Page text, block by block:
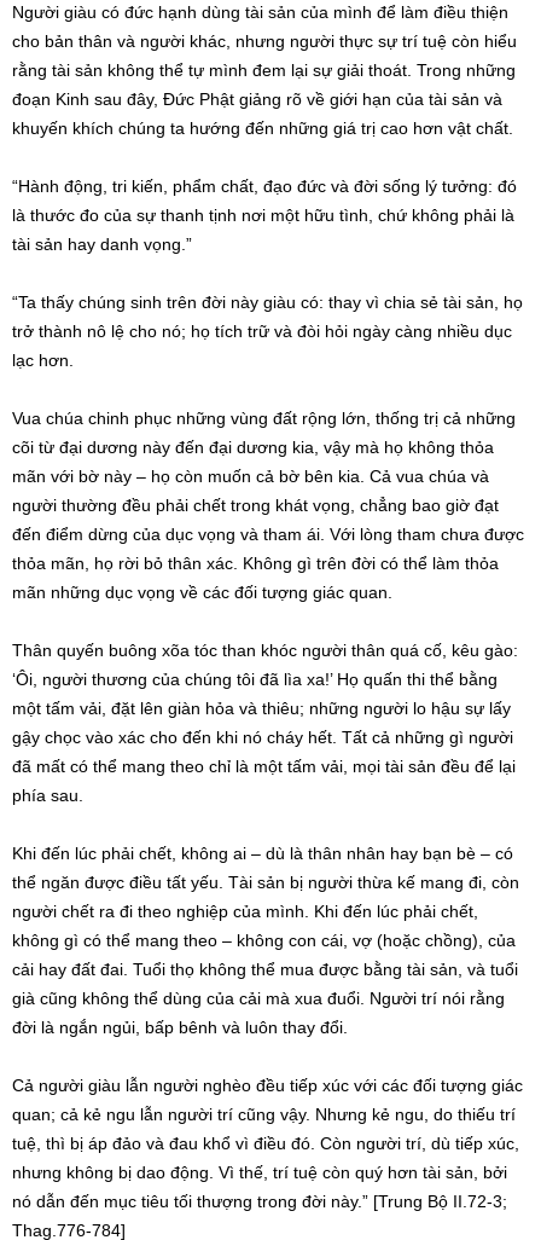
Người giàu có đức hạnh dùng tài sản của mình để làm điều thiện
cho bản thân và người khác, nhưng người thực sự trí tuệ còn hiểu
rằng tài sản không thể tự mình đem lại sự giải thoát. Trong những
đoạn Kinh sau đây, Đức Phật giảng rõ về giới hạn của tài sản và
khuyến khích chúng ta hướng đến những giá trị cao hơn vật chất.
“Hành động, tri kiến, phẩm chất, đạo đức và đời sống lý tưởng: đó
là thước đo của sự thanh tịnh nơi một hữu tình, chứ không phải là
tài sản hay danh vọng.”
“Ta thấy chúng sinh trên đời này giàu có: thay vì chia sẻ tài sản, họ
trở thành nô lệ cho nó; họ tích trữ và đòi hỏi ngày càng nhiều dục
lạc hơn.
Vua chúa chinh phục những vùng đất rộng lớn, thống trị cả những
cõi từ đại dương này đến đại dương kia, vậy mà họ không thỏa
mãn với bờ này – họ còn muốn cả bờ bên kia. Cả vua chúa và
người thường đều phải chết trong khát vọng, chẳng bao giờ đạt
đến điểm dừng của dục vọng và tham ái. Với lòng tham chưa được
thỏa mãn, họ rời bỏ thân xác. Không gì trên đời có thể làm thỏa
mãn những dục vọng về các đối tượng giác quan.
Thân quyến buông xõa tóc than khóc người thân quá cố, kêu gào:
‘Ôi, người thương của chúng tôi đã lìa xa!’ Họ quấn thi thể bằng
một tấm vải, đặt lên giàn hỏa và thiêu; những người lo hậu sự lấy
gậy chọc vào xác cho đến khi nó cháy hết. Tất cả những gì người
đã mất có thể mang theo chỉ là một tấm vải, mọi tài sản đều để lại
phía sau.
Khi đến lúc phải chết, không ai – dù là thân nhân hay bạn bè – có
thể ngăn được điều tất yếu. Tài sản bị người thừa kế mang đi, còn
người chết ra đi theo nghiệp của mình. Khi đến lúc phải chết,
không gì có thể mang theo – không con cái, vợ (hoặc chồng), của
cải hay đất đai. Tuổi thọ không thể mua được bằng tài sản, và tuổi
già cũng không thể dùng của cải mà xua đuổi. Người trí nói rằng
đời là ngắn ngủi, bấp bênh và luôn thay đổi.
Cả người giàu lẫn người nghèo đều tiếp xúc với các đối tượng giác
quan; cả kẻ ngu lẫn người trí cũng vậy. Nhưng kẻ ngu, do thiếu trí
tuệ, thì bị áp đảo và đau khổ vì điều đó. Còn người trí, dù tiếp xúc,
nhưng không bị dao động. Vì thế, trí tuệ còn quý hơn tài sản, bởi
nó dẫn đến mục tiêu tối thượng trong đời này.” [Trung Bộ II.72-3;
Thag.776-784]